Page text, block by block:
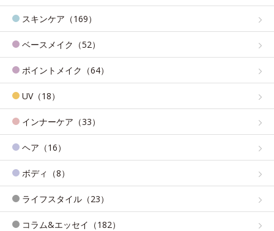
スキンケア（169）
ベースメイク（52）
ポイントメイク（64）
UV（18）
インナーケア（33）
ヘア（16）
ボディ（8）
ライフスタイル（23）
コラム&エッセイ（182）